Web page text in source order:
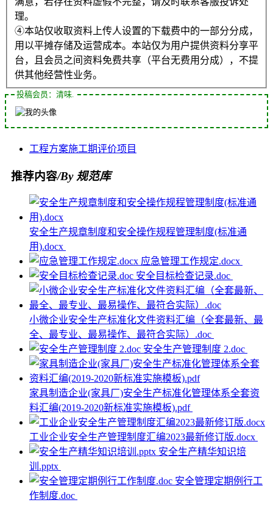
理。
④本站仅收取资料上传人设置的下载费中的一部分分成，
用以平摊存储及运营成本。本站仅为用户提供资料分享平
台，且会员之间资料免费共享（平台无费用分成），不提
供其他经营性业务。
投稿会员：清味.
工程方案施工期评价项目
推荐内容/By 规范库
安全生产规章制度和安全操作规程管理制度(标准通
用).docx
应急管理工作规定.docx
安全目标检查记录.doc
小微企业安全生产标准化文件资料汇编（全套最新、最
全、最专业、最易操作、最符合实际）.doc
安全生产管理制度 2.doc
家具制造企业(家具厂)安全生产标准化管理体系全套资
料汇编(2019-2020新标准实施模板).pdf
工业企业安全生产管理制度汇编2023最新修订版.docx
安全生产精华知识培
训.pptx
安全管理定期例行工
作制度.doc